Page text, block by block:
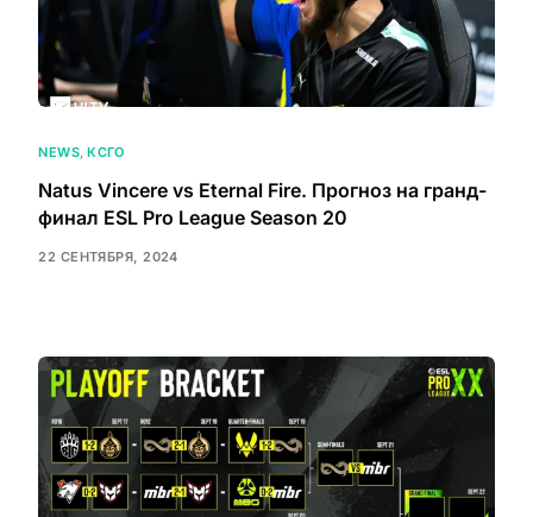
NEWS,КСГО
Natus Vincere vs Eternal Fire. Прогноз на гранд-
финал ESL Pro League Season 20
22 СЕНТЯБРЯ, 2024